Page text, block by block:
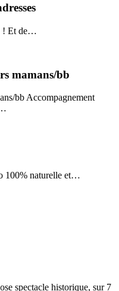
! Et de…
mamans/bb
bb Accompagnement
100% naturelle et…
spectacle historique, sur 7